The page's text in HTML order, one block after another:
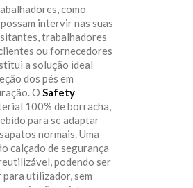
como
intervir nas suas
trabalhadores
ou fornecedores
a solução ideal
dos pés em
O Safety
100% de borracha,
para se adaptar
normais. Uma
calçado de segurança
podendo ser
utilizador, sem